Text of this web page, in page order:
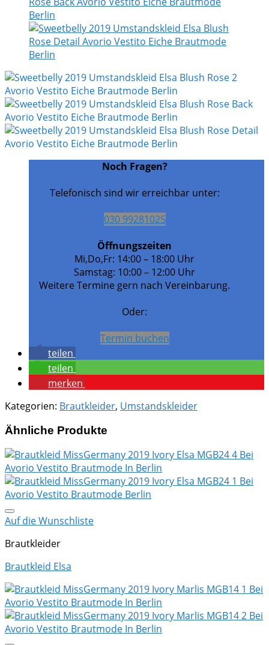
Noch Fragen?
Telefonisch sind wir erreichbar unter:
030 99281025
Öffnungszeiten
Mi,Do,Fr: 14:00 – 18:00 Uhr
Samstag: 10:00 – 12:00 Uhr
Weitere Termine gern nach Vereinbarung.
Oder:
Termin buchen
teilen
teilen
merken
Kategorien: Brautkleider, Umstandskleider
Ähnliche Produkte
Auf die Wunschliste
Brautkleider
Brautkleid Elsa